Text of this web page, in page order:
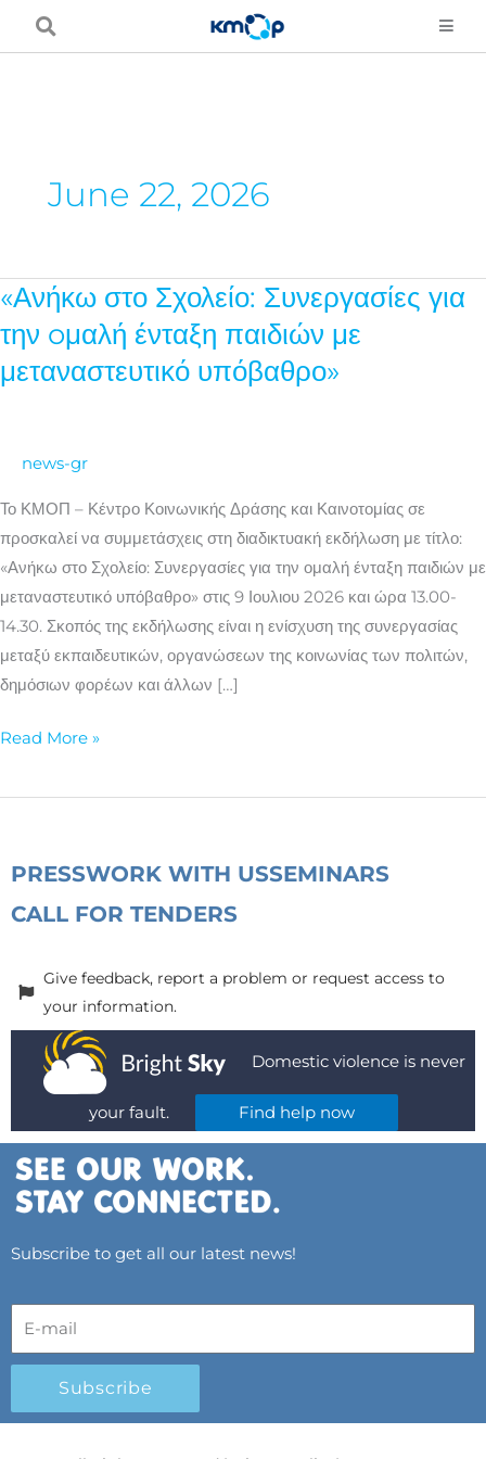
June 22, 2026
«Ανήκω στο Σχολείο: Συνεργασίες για
την oμαλή ένταξη παιδιών με
μεταναστευτικό υπόβαθρο»
news-gr
Το ΚΜΟΠ – Κέντρο Κοινωνικής Δράσης και Καινοτομίας σε
προσκαλεί να συμμετάσχεις στη διαδικτυακή εκδήλωση με τίτλο:
«Ανήκω στο Σχολείο: Συνεργασίες για την ομαλή ένταξη παιδιών με
μεταναστευτικό υπόβαθρο» στις 9 Ιουλιου 2026 και ώρα 13.00-
14.30. Σκοπός της εκδήλωσης είναι η ενίσχυση της συνεργασίας
μεταξύ εκπαιδευτικών, οργανώσεων της κοινωνίας των πολιτών,
δημόσιων φορέων και άλλων […]
«Ανήκω
Σχολείο:
Συνεργασίες
oμαλή
Read More »
PRESSWORK WITH USSEMINARS
CALL FOR TENDERS
Give feedback, report a problem or request access to
your information.
Domestic violence is never
your fault. Find help now
Subscribe to get all our latest news!
Subscribe